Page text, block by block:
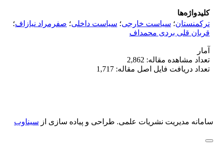
کلیدواژه‌ها
ترکمنستان؛ سیاست خارجی؛ سیاست داخلی؛ صفرمراد نیازاف؛
قربان قلی بردی محمداف
آمار
تعداد مشاهده مقاله: 2,862
تعداد دریافت فایل اصل مقاله: 1,717
سامانه مدیریت نشریات علمی. طراحی و پیاده سازی از سیناوب